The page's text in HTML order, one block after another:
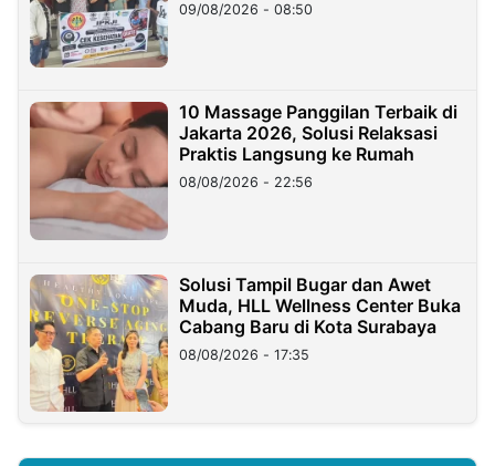
09/08/2026 - 08:50
10 Massage Panggilan Terbaik di
Jakarta 2026, Solusi Relaksasi
Praktis Langsung ke Rumah
08/08/2026 - 22:56
Solusi Tampil Bugar dan Awet
Muda, HLL Wellness Center Buka
Cabang Baru di Kota Surabaya
08/08/2026 - 17:35